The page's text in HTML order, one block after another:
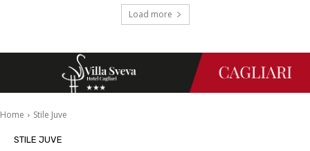
Load more